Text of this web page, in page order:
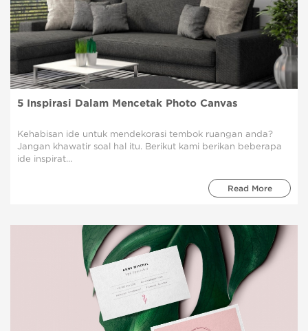
5 Inspirasi Dalam Mencetak Photo Canvas
Kehabisan ide untuk mendekorasi tembok ruangan anda?
Jangan khawatir soal hal itu. Berikut kami berikan beberapa
ide inspirat...
Read More